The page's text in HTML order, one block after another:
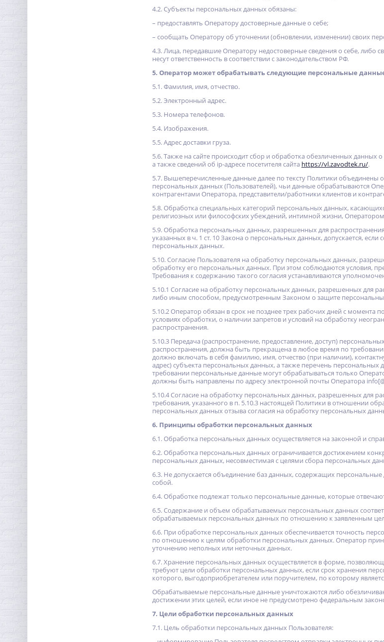
4.2. Субъекты персональных данных обязаны:
– предоставлять Оператору достоверные данные о себе;
– сообщать Оператору об уточнении (обновлении, изменении) своих
4.3. Лица, передавшие Оператору недостоверные сведения о себе, либо
несут ответственность в соответствии с законодательством РФ.
5. Оператор может обрабатывать следующие персональные
5.1. Фамилия, имя, отчество.
5.2. Электронный адрес.
5.3. Номера телефонов.
5.4. Изображения.
5.5. Адрес доставки груза.
5.6. Также на сайте происходит сбор и обработка обезличенных данных
а также сведений об ip-адресе посетителя сайта https://vl.zavodtek.ru/.
5.7. Вышеперечисленные данные далее по тексту Политики
персональных данных (Пользователей), чьи данные обрабатываются
контрагентами Оператора, представители/работники клиентов и
5.8. Обработка специальных категорий персональных данных,
религиозных или философских убеждений, интимной жизни, Оператором
5.9. Обработка персональных данных, разрешенных для
указанных в ч. 1 ст. 10 Закона о персональных данных, допускается,
персональных данных.
5.10. Согласие Пользователя на обработку персональных данных,
обработку его персональных данных. При этом соблюдаются условия,
Требования к содержанию такого согласия устанавливаются
5.10.1 Согласие на обработку персональных данных, разрешенных для
либо иным способом, предусмотренным Законом о защите
5.10.2 Оператор обязан в срок не позднее трех рабочих дней с
условиях обработки, о наличии запретов и условий на обработку
распространения.
5.10.3 Передача (распространение, предоставление, доступ)
распространения, должна быть прекращена в любое время по
должно включать в себя фамилию, имя, отчество (при наличии),
адрес) субъекта персональных данных, а также перечень
требовании персональные данные могут обрабатываться только
должны быть направлены по адресу электронной почты Оператора
5.10.4 Согласие на обработку персональных данных, разрешенных для
требования, указанного в п. 5.10.3 настоящей Политики в отношении
персональных данных отзыва согласия на обработку персональных
6. Принципы обработки персональных данных
6.1. Обработка персональных данных осуществляется на законной и
6.2. Обработка персональных данных ограничивается достижением
персональных данных, несовместимая с целями сбора персональных
6.3. Не допускается объединение баз данных, содержащих
собой.
6.4. Обработке подлежат только персональные данные, которые
6.5. Содержание и объем обрабатываемых персональных данных
обрабатываемых персональных данных по отношению к заявленным
6.6. При обработке персональных данных обеспечивается точность
по отношению к целям обработки персональных данных. Оператор
уточнению неполных или неточных данных.
6.7. Хранение персональных данных осуществляется в форме,
требуют цели обработки персональных данных, если срок хранения
которого, выгодоприобретателем или поручителем, по которому
Обрабатываемые персональные данные уничтожаются либо
достижении этих целей, если иное не предусмотрено федеральным
7. Цели обработки персональных данных
7.1. Цель обработки персональных данных Пользователя: